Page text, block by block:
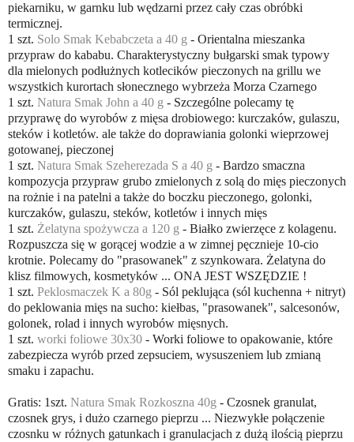
piekarniku, w garnku lub wędzarni przez cały czas obróbki
termicznej.
1 szt. Solo Smak Kebabczeta a 40 g - Orientalna mieszanka
przypraw do kababu. Charakterystyczny bułgarski smak typowy
dla mielonych podłużnych kotlecików pieczonych na grillu we
wszystkich kurortach słonecznego wybrzeża Morza Czarnego
1 szt. Natura Smak John a 40 g - Szczególne polecamy tę
przyprawę do wyrobów z mięsa drobiowego: kurczaków, gulaszu,
steków i kotletów. ale także do doprawiania golonki wieprzowej
gotowanej, pieczonej
1 szt. Natura Smak Szeherezada S a 40 g - Bardzo smaczna
kompozycja przypraw grubo zmielonych z solą do mięs pieczonych
na rożnie i na patelni a także do boczku pieczonego, golonki,
kurczaków, gulaszu, steków, kotletów i innych mięs
1 szt. Żelatyna spożywcza a 120 g - Białko zwierzęce z kolagenu.
Rozpuszcza się w gorącej wodzie a w zimnej pęcznieje 10-cio
krotnie. Polecamy do "prasowanek" z szynkowara. Żelatyna do
klisz filmowych, kosmetyków ... ONA JEST WSZĘDZIE !
1 szt. Peklosmaczek K a 80g - Sól peklująca (sól kuchenna + nitryt)
do peklowania mięs na sucho: kiełbas, "prasowanek", salcesonów,
golonek, rolad i innych wyrobów mięsnych.
1 szt. worki foliowe 30x30 - Worki foliowe to opakowanie, które
zabezpiecza wyrób przed zepsuciem, wysuszeniem lub zmianą
smaku i zapachu.
Gratis: 1szt. Natura Smak Rozkoszna 40g - Czosnek granulat,
czosnek grys, i dużo czarnego pieprzu ... Niezwykłe połączenie
czosnku w różnych gatunkach i granulacjach z dużą ilością pieprzu